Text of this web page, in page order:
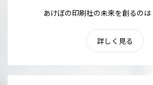
あけぼの印刷社の未来を創るの
詳しく見る